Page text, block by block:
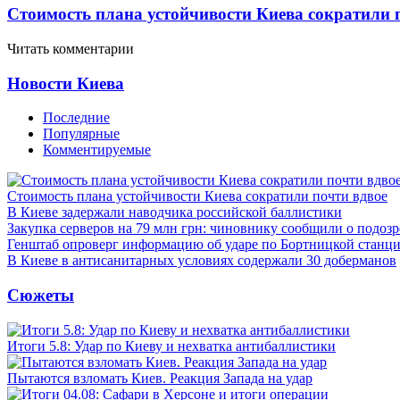
Стоимость плана устойчивости Киева сократили
Читать комментарии
Новости Киева
Последние
Популярные
Комментируемые
Стоимость плана устойчивости Киева сократили почти вдвое
В Киеве задержали наводчика российской баллистики
Закупка серверов на 79 млн грн: чиновнику сообщили о
Генштаб опроверг информацию об ударе по Бортницкой
В Киеве в антисанитарных условиях содержали 30 доберманов
Сюжеты
Итоги 5.8: Удар по Киеву и нехватка антибаллистики
Пытаются взломать Киев. Реакция Запада на удар